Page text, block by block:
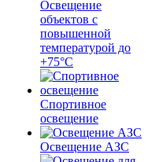
Освещение
объектов с
повышенной
температурой до
+75°C
Спортивное
освещение
Освещение АЗС